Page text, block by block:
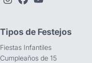
Tipos de Festejos
Fiestas Infantiles
Cumpleaños de 15